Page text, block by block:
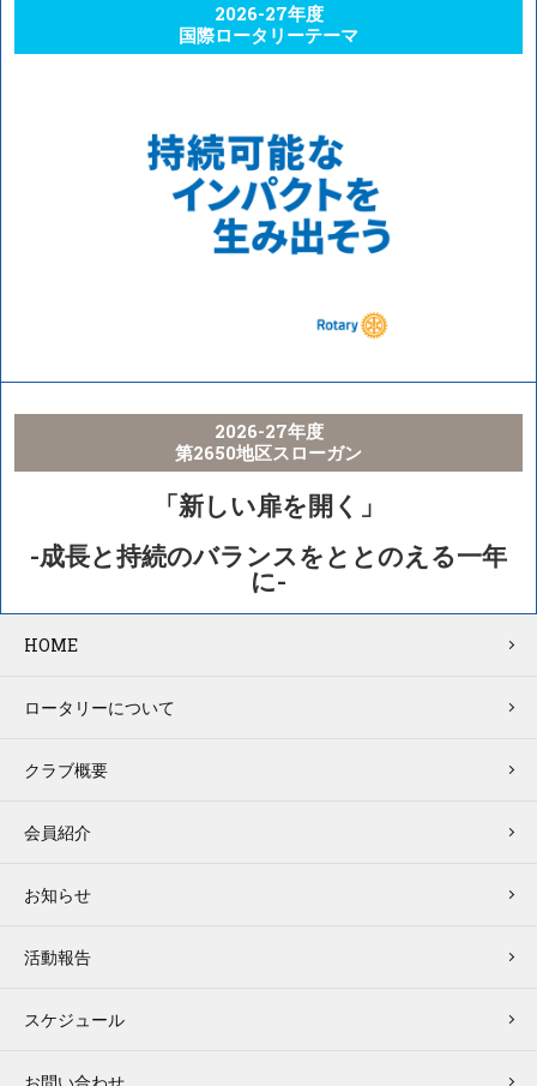
2026-27年度
国際ロータリーテーマ
2026-27年度
第2650地区スローガン
「新しい扉を開く」
-成長と持続のバランスをととのえる一年
に-
HOME
ロータリーについて
クラブ概要
会員紹介
お知らせ
活動報告
スケジュール
お問い合わせ